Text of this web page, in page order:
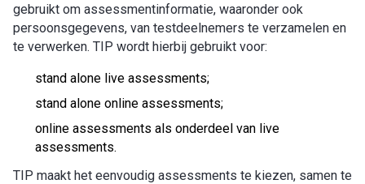
gebruikt om assessmentinformatie, waaronder ook
persoonsgegevens, van testdeelnemers te verzamelen en
te verwerken. TIP wordt hierbij gebruikt voor:
stand alone live assessments;
stand alone online assessments;
online assessments als onderdeel van live
assessments.
TIP maakt het eenvoudig assessments te kiezen, samen te